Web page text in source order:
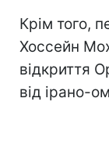
Крім того,
Хоссейн
відкриття
від ірано-